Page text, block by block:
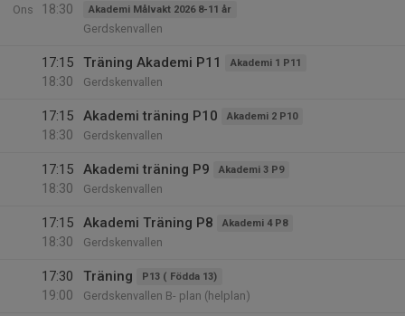
Ons
18:30
Akademi Målvakt 2026 8-11 år
Gerdskenvallen
17:15
18:30
Träning Akademi P11 Akademi 1 P11
Gerdskenvallen
17:15
18:30
Akademi träning P10 Akademi 2 P10
Gerdskenvallen
17:15
18:30
Akademi träning P9 Akademi 3 P9
Gerdskenvallen
17:15
18:30
Akademi Träning P8 Akademi 4 P8
Gerdskenvallen
17:30
19:00
Träning P13 ( Födda 13)
Gerdskenvallen B- plan (helplan)